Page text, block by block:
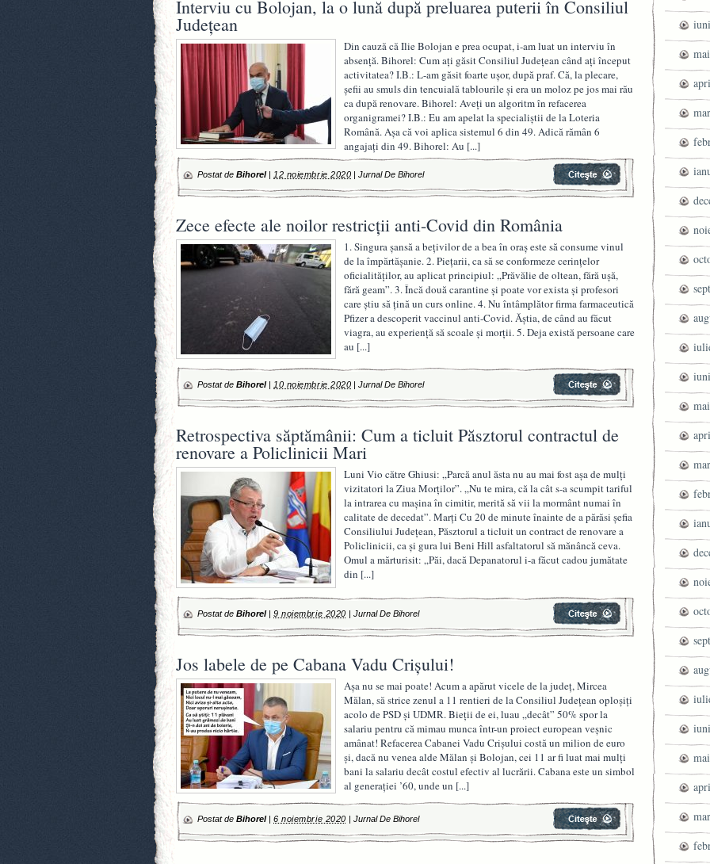
Interviu cu Bolojan, la o lună după preluarea puterii în Consiliul
Județean
Din cauză că Ilie Bolojan e prea ocupat, i-am luat un interviu în
absență. Bihorel: Cum ați găsit Consiliul Județean când ați început
activitatea? I.B.: L-am găsit foarte ușor, după praf. Că, la plecare,
șefii au smuls din tencuială tablourile și era un moloz pe jos mai rău
ca după renovare. Bihorel: Aveți un algoritm în refacerea
organigramei? I.B.: Eu am apelat la specialiștii de la Loteria
Română. Așa că voi aplica sistemul 6 din 49. Adică rămân 6
angajați din 49. Bihorel: Au [...]
Postat de Bihorel| 12 noiembrie 2020 |Jurnal De Bihorel
Zece efecte ale noilor restricţii anti-Covid din România
1. Singura șansă a bețivilor de a bea în oraș este să consume vinul
de la împărtășanie. 2. Piețarii, ca să se conformeze cerințelor
oficialităților, au aplicat principiul: „Prăvălie de oltean, fără ușă,
fără geam”. 3. Încă două carantine şi poate vor exista și profesori
care știu să țină un curs online. 4. Nu întâmplător firma farmaceutică
Pfizer a descoperit vaccinul anti-Covid. Ăștia, de când au făcut
viagra, au experiență să scoale și morții. 5. Deja există persoane care
au [...]
Postat de Bihorel| 10 noiembrie 2020 |Jurnal De Bihorel
Retrospectiva săptămânii: Cum a ticluit Păsztorul contractul de
renovare a Policlinicii Mari
Luni Vio către Ghiusi: „Parcă anul ăsta nu au mai fost așa de mulți
vizitatori la Ziua Morților”. „Nu te mira, că la cât s-a scumpit tariful
la intrarea cu mașina în cimitir, merită să vii la mormânt numai în
calitate de decedat”. Marți Cu 20 de minute înainte de a părăsi șefia
Consiliului Județean, Păsztorul a ticluit un contract de renovare a
Policlinicii, ca și gura lui Beni Hill asfaltatorul să mănâncă ceva.
Omul a mărturisit: „Păi, dacă Depanatorul i-a făcut cadou jumătate
din [...]
Postat de Bihorel| 9 noiembrie 2020 | Jurnal De Bihorel
Jos labele de pe Cabana Vadu Crișului!
Așa nu se mai poate! Acum a apărut vicele de la județ, Mircea
Mălan, să strice zenul a 11 rentieri de la Consiliul Județean oploșiți
acolo de PSD și UDMR. Bieții de ei, luau „decât” 50% spor la
salariu pentru că mimau munca într-un proiect european veșnic
amânat! Refacerea Cabanei Vadu Crișului costă un milion de euro
și, dacă nu venea alde Mălan și Bolojan, cei 11 ar fi luat mai mulți
bani la salariu decât costul efectiv al lucrării. Cabana este un simbol
al generației ’60, unde un [...]
Postat de Bihorel| 6 noiembrie 2020 | Jurnal De Bihorel